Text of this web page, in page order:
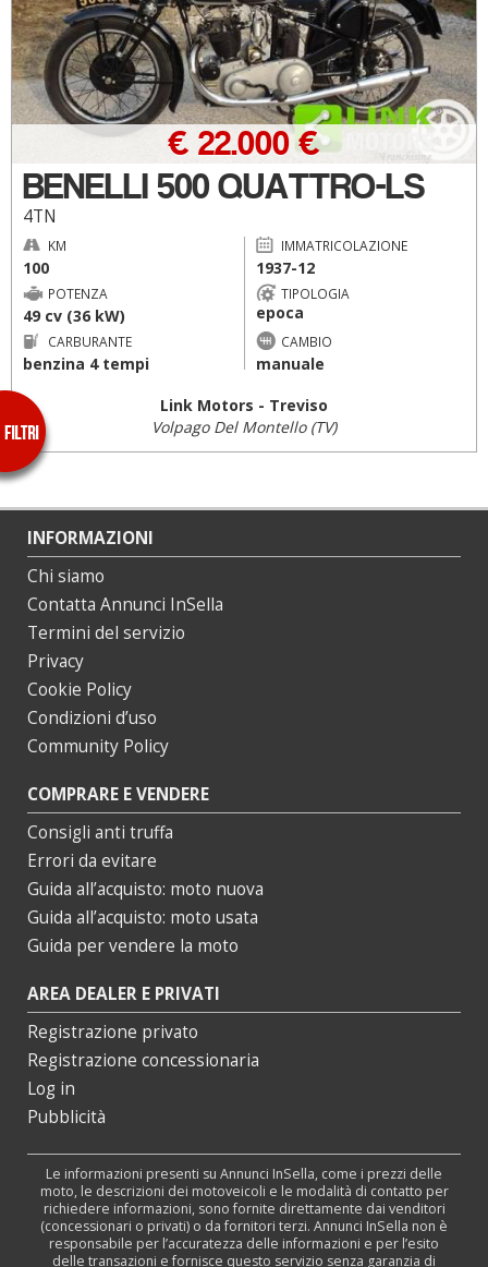
BENELLI 500 QUATTRO-LS
4TN
€ 22.000 €
KM
100
IMMATRICOLAZIONE
1937-12
POTENZA
49 cv (36 kW)
TIPOLOGIA
epoca
CARBURANTE
benzina 4 tempi
CAMBIO
manuale
Link Motors - Treviso
Volpago Del Montello (TV)
INFORMAZIONI
Chi siamo
Contatta Annunci InSella
Termini del servizio
Privacy
Cookie Policy
Condizioni d’uso
Community Policy
COMPRARE E VENDERE
Consigli anti truffa
Errori da evitare
Guida all’acquisto: moto nuova
Guida all’acquisto: moto usata
Guida per vendere la moto
AREA DEALER E PRIVATI
Registrazione privato
Registrazione concessionaria
Log in
Pubblicità
Le informazioni presenti su Annunci InSella, come i prezzi delle
moto, le descrizioni dei motoveicoli e le modalità di contatto per
richiedere informazioni, sono fornite direttamente dai venditori
(concessionari o privati) o da fornitori terzi. Annunci InSella non è
responsabile per l’accuratezza delle informazioni e per l’esito
delle transazioni e fornisce questo servizio senza garanzia di